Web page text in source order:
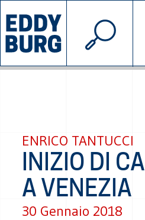
INIZIATIVE
© 2026
ENRICO TANTUCCI
INIZIO DI
A VENEZIA
30 Gennaio 2018